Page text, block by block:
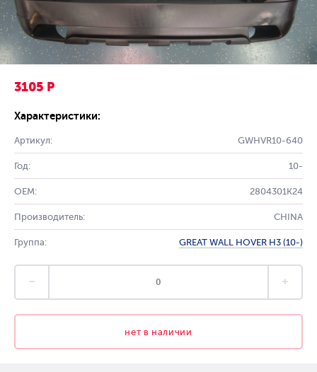
3105 Р
Характеристики:
Артикул: GWHVR10-640
Год: 10-
OEM: 2804301K24
Производитель: CHINA
Группа: GREAT WALL HOVER H3 (10-)
нет в наличии